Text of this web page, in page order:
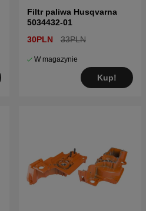
Filtr paliwa Husqvarna
5034432-01
30PLN
33PLN
W magazynie
Kup!